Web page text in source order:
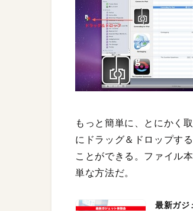
もっと簡単に、とにかく
にドラッグ＆ドロップす
ことができる。ファイル
単な方法だ。
最新ガジ